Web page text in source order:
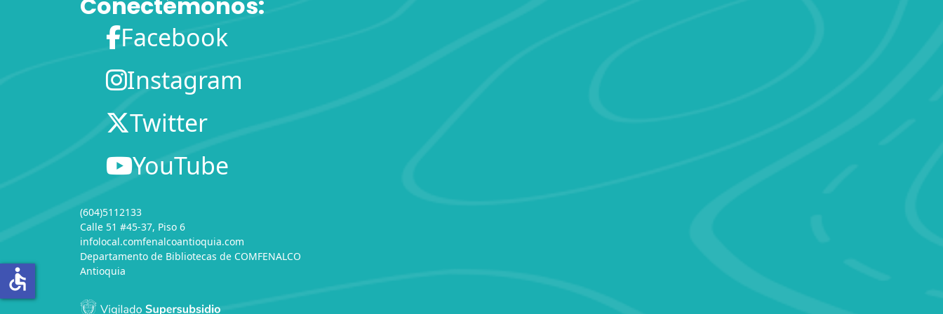
Facebook
Instagram
Twitter
YouTube
(604)5112133
Calle 51 #45-37, Piso 6
infolocal.comfenalcoantioquia.com
Departamento de Bibliotecas de COMFENALCO
Antioquia
accessible